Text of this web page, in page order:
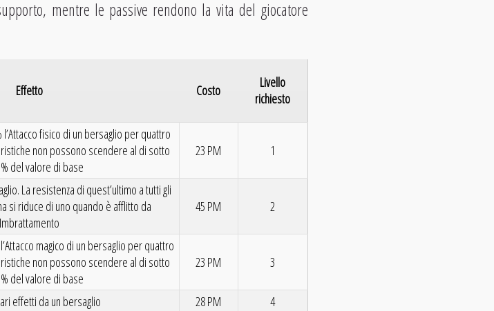
mentre le passive rendono la vita del giocatore
Effetto Costo
Livello
richiesto
fisico di un bersaglio per quattro
non possono scendere al di sotto
del valore di base
23 PM 1
La resistenza di quest’ultimo a tutti gli
si riduce di uno quando è afflitto da
Imbrattamento
45 PM 2
magico di un bersaglio per quattro
non possono scendere al di sotto
del valore di base
23 PM 3
effetti da un bersaglio 28 PM
4